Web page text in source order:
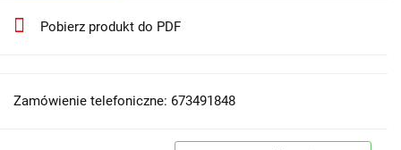
Pobierz produkt do PDF
Zamówienie telefoniczne: 673491848